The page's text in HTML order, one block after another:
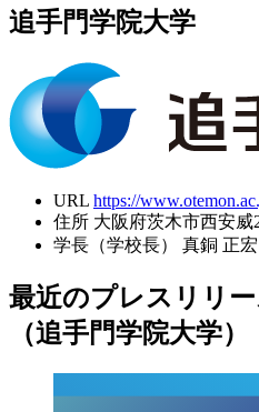
追手門学院大学
URL https://
住所 大阪府茨木市西安威
学長（学校長）
真銅 正宏
最近のプレスリリー
（追手門学院大学）